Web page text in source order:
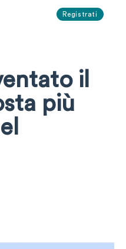
Registrati
il
più